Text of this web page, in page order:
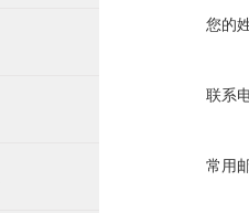
您的
联系
常用